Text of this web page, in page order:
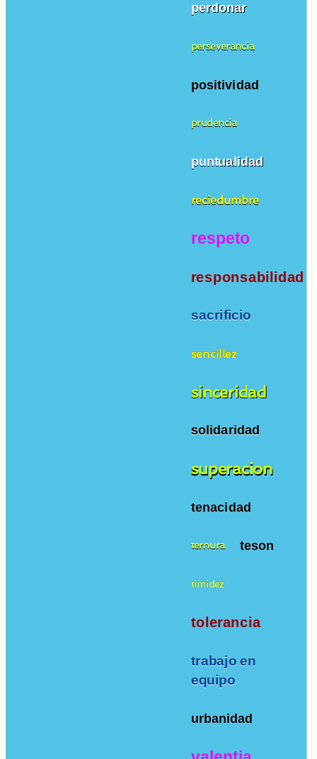
perdonar
perseverancia
positividad
prudencia
puntualidad
reciedumbre
respeto
responsabilidad
sacrificio
sencillez
sinceridad
solidaridad
superacion
tenacidad
ternura teson
timidez
tolerancia
trabajo en
equipo
urbanidad